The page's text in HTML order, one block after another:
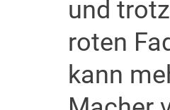
und
roten
kann